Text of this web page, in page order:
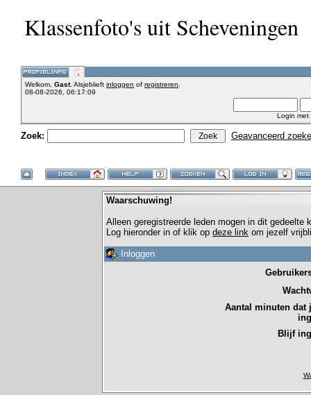
Klassenfoto's uit Scheveningen
Welkom, Gast. Alsjeblieft inloggen of registreren
08-08-2026, 06:17:09
Login met
Zoek: Geavanceerd
Waarschuwing!
Alleen geregistreerde leden mogen in dit gedeelte
Log hieronder in of klik op deze link om jezelf
Inloggen
Aantal minuten dat
Blijf